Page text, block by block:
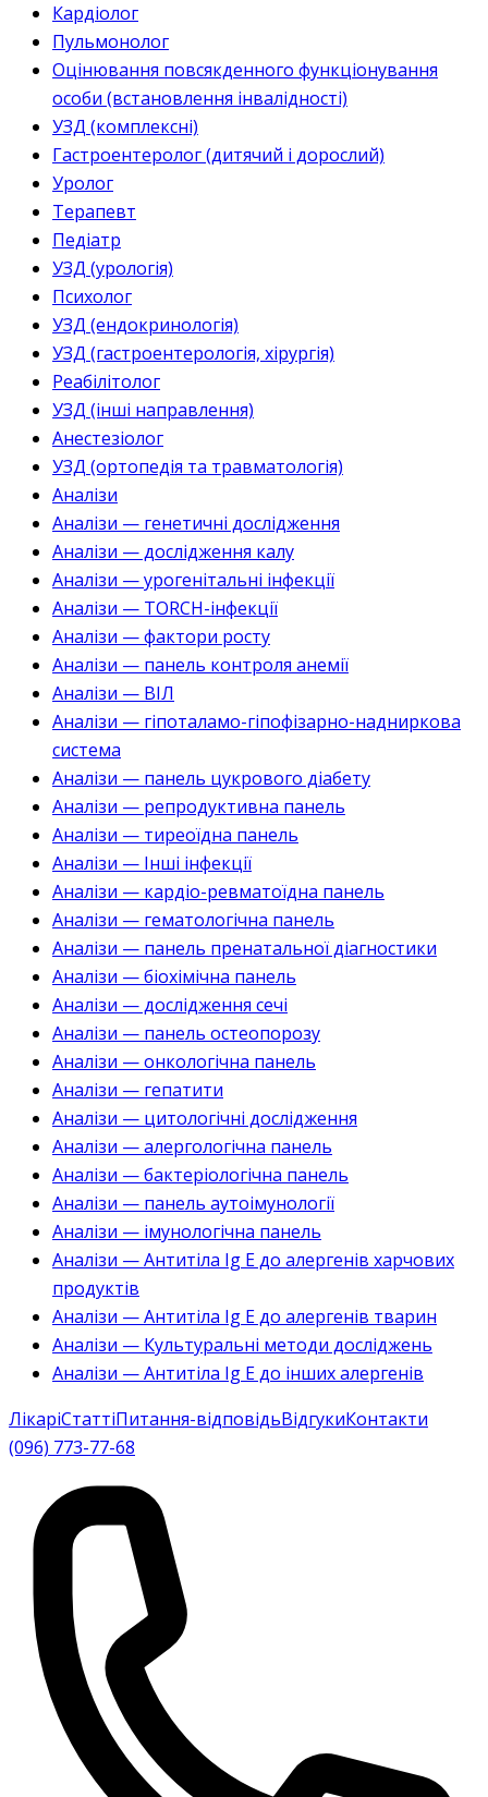
Кардіолог
Пульмонолог
Оцінювання повсякденного функціонування
особи (встановлення інвалідності)
УЗД (комплексні)
Гастроентеролог (дитячий і дорослий)
Уролог
Терапевт
Педіатр
УЗД (урологія)
Психолог
УЗД (ендокринологія)
УЗД (гастроентерологія, хірургія)
Реабілітолог
УЗД (інші направлення)
Анестезіолог
УЗД (ортопедія та травматологія)
Аналізи
Аналізи — генетичні дослідження
Аналізи — дослідження калу
Аналізи — урогенітальні інфекції
Аналізи — TORCH-інфекції
Аналізи — фактори росту
Аналізи — панель контроля анемії
Аналізи — ВІЛ
Аналізи — гіпоталамо-гіпофізарно-надниркова
система
Аналізи — панель цукрового діабету
Аналізи — репродуктивна панель
Аналізи — тиреоїдна панель
Аналізи — Інші інфекції
Аналізи — кардіо-ревматоїдна панель
Аналізи — гематологічна панель
Аналізи — панель пренатальної діагностики
Аналізи — біохімічна панель
Аналізи — дослідження сечі
Аналізи — панель остеопорозу
Аналізи — онкологічна панель
Аналізи — гепатити
Аналізи — цитологічні дослідження
Аналізи — алергологічна панель
Аналізи — бактеріологічна панель
Аналізи — панель аутоімунології
Аналізи — імунологічна панель
Аналізи — Антитіла Ig E до алергенів харчових
продуктів
Аналізи — Антитіла Ig E до алергенів тварин
Аналізи — Культуральні методи досліджень
Аналізи — Антитіла Ig E до інших алергенів
ЛікаріСтаттіПитання-відповідьВідгукиКонтакти
(096) 773-77-68